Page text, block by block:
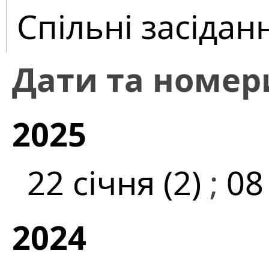
Спільні
Дати та
2025
22 січня (2) ;
2024